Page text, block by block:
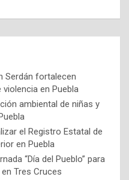
Serdán fortalecen
en Puebla
ambiental de niñas y
el Registro Estatal de
en Puebla
“Día del Pueblo” para
Tres Cruces